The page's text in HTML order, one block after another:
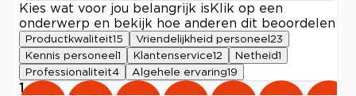
Kies wat voor jou belangrijk is Klik op een
onderwerp en bekijk hoe anderen dit beoordelen
Productkwaliteit15 Vriendelijkheid personeel 23
Kennis personeel 1 Klantenservice12 Netheid1
Professionaliteit4 Algehele ervaring19
1